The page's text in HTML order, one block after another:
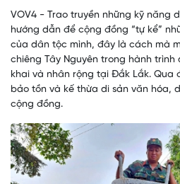
VOV4 - Trao truyền những kỹ năng
hướng dẫn để cộng đồng “tự kể”
của dân tộc mình, đây là cách mà
chiêng Tây Nguyên trong hành
khai và nhân rộng tại Đắk Lắk. Qua
bảo tồn và kế thừa di sản văn hóa,
cộng đồng.